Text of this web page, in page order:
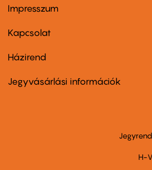
Footer
first
Impresszum
Kapcsolat
Footer
second
Házirend
Jegyvásárlási információk
H-